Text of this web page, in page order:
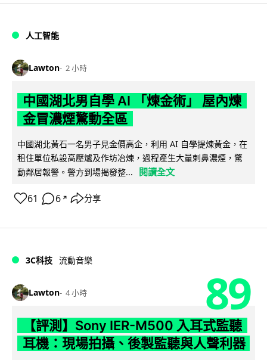
人工智能
Lawton 2 小時
中國湖北男自學 AI 「煉金術」 屋內煉
金冒濃煙驚動全區
中國湖北黃石一名男子見金價高企，利用 AI 自學提煉黃金，在
租住單位私設高壓爐及作坊冶煉，過程產生大量刺鼻濃煙，驚
動鄰居報警。警方到場揭發整...
閱讀全文
61 6 ↗ 分享
3C科技 流動音樂
Lawton 4 小時 89
【評測】Sony IER-M500 入耳式監聽
耳機：現場拍攝、後製監聽與人聲利器